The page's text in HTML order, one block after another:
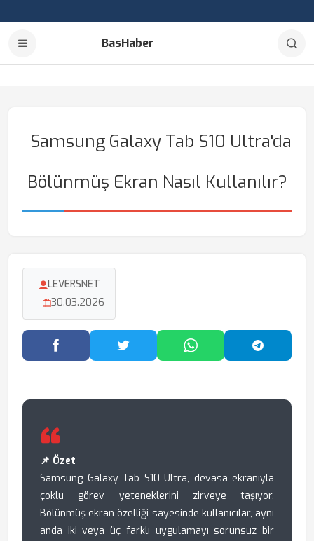
BasHaber
Samsung Galaxy Tab S10 Ultra'da
Bölünmüş Ekran Nasıl Kullanılır?
LEVERSNET
30.03.2026
Facebook'ta PaylaşTwitter'da PaylaşWhatsApp'ta Paylaş
📌 Özet
Samsung Galaxy Tab S10 Ultra, devasa ekranıyla
çoklu görev yeteneklerini zirveye taşıyor.
Bölünmüş ekran özelliği sayesinde kullanıcılar, aynı
anda iki veya üç farklı uygulamayı sorunsuz bir